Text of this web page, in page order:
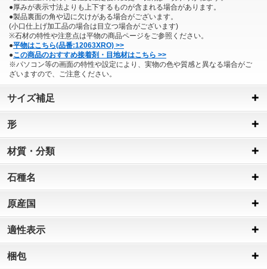
●厚みが表示寸法よりも上下するものが含まれる場合があります。
●製品裏面の角や辺に欠けがある場合がございます。
(小口仕上げ加工品の場合は目立つ場合がございます)
※石材の特性や注意点は平物の商品ページをご参照ください。
●平物はこちら(品番:12063XRO) >>
●この商品のおすすめ接着剤・目地材はこちら >>
※パソコン等の画面の特性や設定により、実物の色や質感と異なる場合がご
ざいますので、ご注意ください。
サイズ補足
形
材質・分類
石種名
原産国
適性表示
梱包